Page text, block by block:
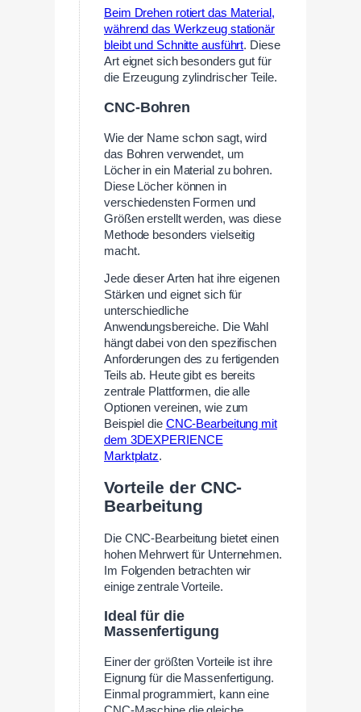
Beim Drehen rotiert das Material,
während das Werkzeug stationär
bleibt und Schnitte ausführt. Diese
Art eignet sich besonders gut für
die Erzeugung zylindrischer Teile.
CNC-Bohren
Wie der Name schon sagt, wird
das Bohren verwendet, um
Löcher in ein Material zu bohren.
Diese Löcher können in
verschiedensten Formen und
Größen erstellt werden, was diese
Methode besonders vielseitig
macht.
Jede dieser Arten hat ihre eigenen
Stärken und eignet sich für
unterschiedliche
Anwendungsbereiche. Die Wahl
hängt dabei von den spezifischen
Anforderungen des zu fertigenden
Teils ab. Heute gibt es bereits
zentrale Plattformen, die alle
Optionen vereinen, wie zum
Beispiel die CNC-Bearbeitung mit
dem 3DEXPERIENCE
Marktplatz.
Vorteile der CNC-
Bearbeitung
Die CNC-Bearbeitung bietet einen
hohen Mehrwert für Unternehmen.
Im Folgenden betrachten wir
einige zentrale Vorteile.
Ideal für die
Massenfertigung
Einer der größten Vorteile ist ihre
Eignung für die Massenfertigung.
Einmal programmiert, kann eine